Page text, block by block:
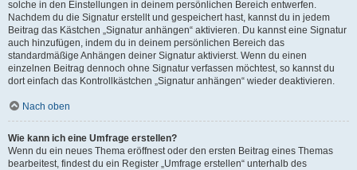
solche in den Einstellungen in deinem persönlichen Bereich entwerfen.
Nachdem du die Signatur erstellt und gespeichert hast, kannst du in jedem
Beitrag das Kästchen „Signatur anhängen“ aktivieren. Du kannst eine Signatur
auch hinzufügen, indem du in deinem persönlichen Bereich das
standardmäßige Anhängen deiner Signatur aktivierst. Wenn du einen
einzelnen Beitrag dennoch ohne Signatur verfassen möchtest, so kannst du
dort einfach das Kontrollkästchen „Signatur anhängen“ wieder deaktivieren.
Nach oben
Wie kann ich eine Umfrage erstellen?
Wenn du ein neues Thema eröffnest oder den ersten Beitrag eines Themas
bearbeitest, findest du ein Register „Umfrage erstellen“ unterhalb des